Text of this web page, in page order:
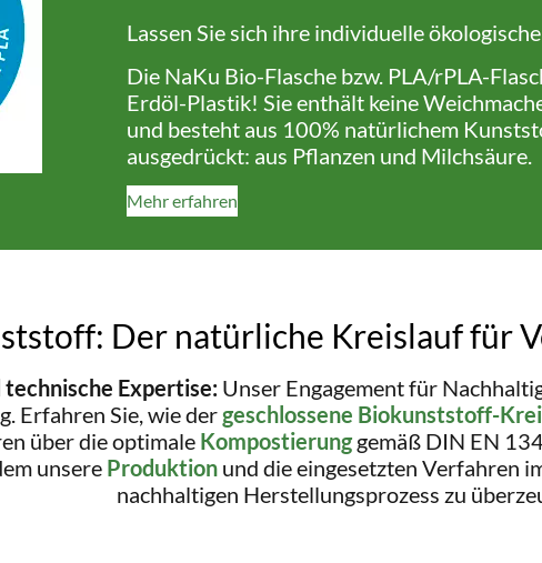
Lassen Sie sich ihre individuelle
Die NaKu Bio-Flasche bzw. PLA/rPLA-
Erdöl-Plastik! Sie enthält keine
und besteht aus 100% natürlichem
ausgedrückt: aus Pflanzen und Milchsäure.
Mehr erfahren
Der natürliche Kreislauf für
technische Expertise: Unser Engagement für
Erfahren Sie, wie dergeschlossene Biokunststoff-
über die optimale Kompostierunggemäß DIN EN
unsere Produktion und die eingesetzten Verfahren
nachhaltigen Herstellungsprozess zu